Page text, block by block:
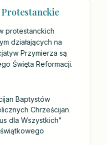
protestanckich
działających na
Przymierza są
Święta Reformacji.
Baptystów
Chrześcijan
dla Wszystkich"